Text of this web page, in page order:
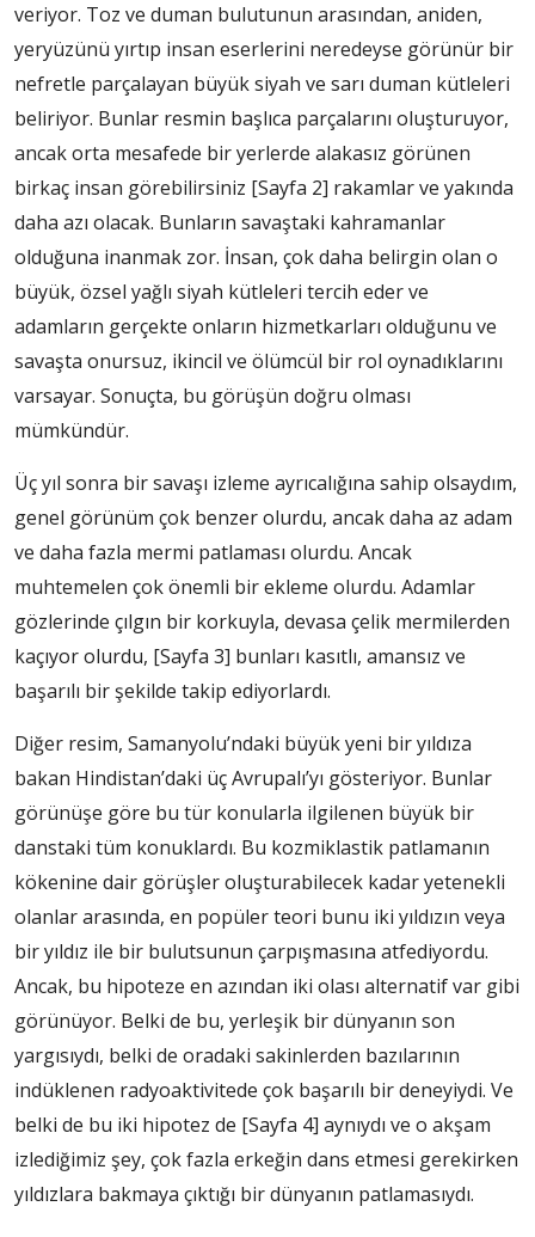
veriyor. Toz ve duman bulutunun arasından, aniden,
yeryüzünü yırtıp insan eserlerini neredeyse görünür bir
nefretle parçalayan büyük siyah ve sarı duman kütleleri
beliriyor. Bunlar resmin başlıca parçalarını oluşturuyor,
ancak orta mesafede bir yerlerde alakasız görünen
birkaç insan görebilirsiniz [Sayfa 2] rakamlar ve yakında
daha azı olacak. Bunların savaştaki kahramanlar
olduğuna inanmak zor. İnsan, çok daha belirgin olan o
büyük, özsel yağlı siyah kütleleri tercih eder ve
adamların gerçekte onların hizmetkarları olduğunu ve
savaşta onursuz, ikincil ve ölümcül bir rol oynadıklarını
varsayar. Sonuçta, bu görüşün doğru olması
mümkündür.
Üç yıl sonra bir savaşı izleme ayrıcalığına sahip olsaydım,
genel görünüm çok benzer olurdu, ancak daha az adam
ve daha fazla mermi patlaması olurdu. Ancak
muhtemelen çok önemli bir ekleme olurdu. Adamlar
gözlerinde çılgın bir korkuyla, devasa çelik mermilerden
kaçıyor olurdu, [Sayfa 3] bunları kasıtlı, amansız ve
başarılı bir şekilde takip ediyorlardı.
Diğer resim, Samanyolu’ndaki büyük yeni bir yıldıza
bakan Hindistan’daki üç Avrupalı’yı gösteriyor. Bunlar
görünüşe göre bu tür konularla ilgilenen büyük bir
danstaki tüm konuklardı. Bu kozmiklastik patlamanın
kökenine dair görüşler oluşturabilecek kadar yetenekli
olanlar arasında, en popüler teori bunu iki yıldızın veya
bir yıldız ile bir bulutsunun çarpışmasına atfediyordu.
Ancak, bu hipoteze en azından iki olası alternatif var gibi
görünüyor. Belki de bu, yerleşik bir dünyanın son
yargısıydı, belki de oradaki sakinlerden bazılarının
indüklenen radyoaktivitede çok başarılı bir deneyiydi. Ve
belki de bu iki hipotez de [Sayfa 4] aynıydı ve o akşam
izlediğimiz şey, çok fazla erkeğin dans etmesi gerekirken
yıldızlara bakmaya çıktığı bir dünyanın patlamasıydı.